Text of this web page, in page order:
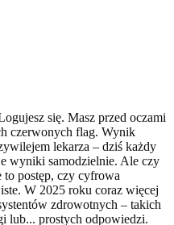
się. Masz przed oczami
czerwonych flag. Wynik
lekarza – dziś każdy
wyniki samodzielnie. Ale czy
postęp, czy cyfrowa
W 2025 roku coraz więcej
zdrowotnych – takich
lub... prostych odpowiedzi.